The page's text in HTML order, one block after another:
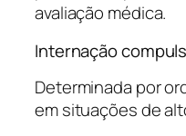
avaliação médica.
Internação
Determinada por
em situações de